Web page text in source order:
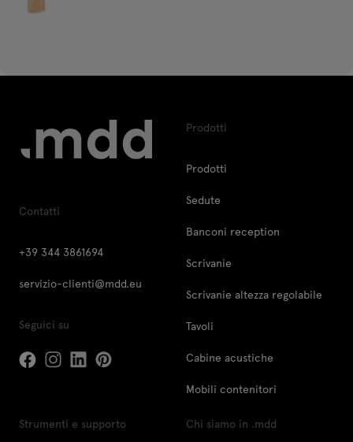
Contatti
+39 344 3861694
servizio-clienti@mdd.eu
Seguici su
Prodotti
Prodotti
Sedute
Banconi reception
Scrivanie
Scrivanie altezza regolabile
Tavoli
Cabine acustiche
Mobili contenitori
Strumenti e supporto Chi siamo in .mdd